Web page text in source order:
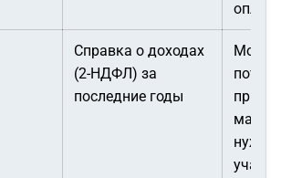
Справка о доходах
(2-НДФЛ) за
последние годы
Может